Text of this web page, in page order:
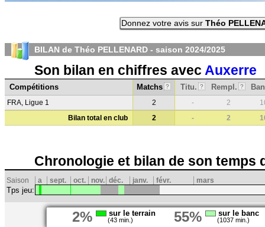
Donnez votre avis sur Théo
BILAN de Théo PELLENARD - saison 2024/2025
Son bilan en chiffres avec Auxerre
Compétitions Matchs ? Titu. ? Rempl. ?
FRA, Ligue 1 2 - 2
Bilan total en club
2 - 2
Chronologie et bilan de son temps
Saison a sept. oct. nov. déc. janv. févr. mars
Tps jeu:
2% sur le terrain
(43 min.) 55% sur le banc
(1037 min.)